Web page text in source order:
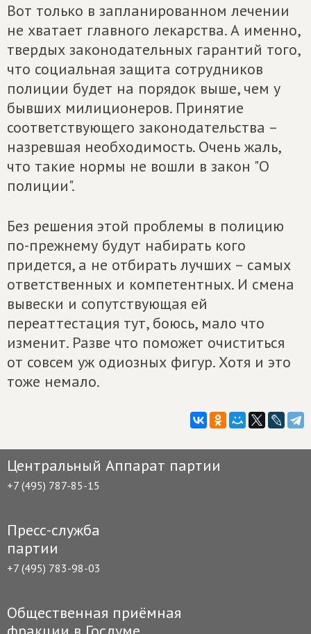
Вот только в запланированном лечении
не хватает главного лекарства. А именно,
твердых законодательных гарантий того,
что социальная защита сотрудников
полиции будет на порядок выше, чем у
бывших милиционеров. Принятие
соответствующего законодательства –
назревшая необходимость. Очень жаль,
что такие нормы не вошли в закон "О
полиции".
Без решения этой проблемы в полицию
по-прежнему будут набирать кого
придется, а не отбирать лучших – самых
ответственных и компетентных. И смена
вывески и сопутствующая ей
переаттестация тут, боюсь, мало что
изменит. Разве что поможет очиститься
от совсем уж одиозных фигур. Хотя и это
тоже немало.
Центральный Аппарат партии
+7 (495) 787-85-15
Пресс-служба
партии
+7 (495) 783-98-03
Общественная приёмная